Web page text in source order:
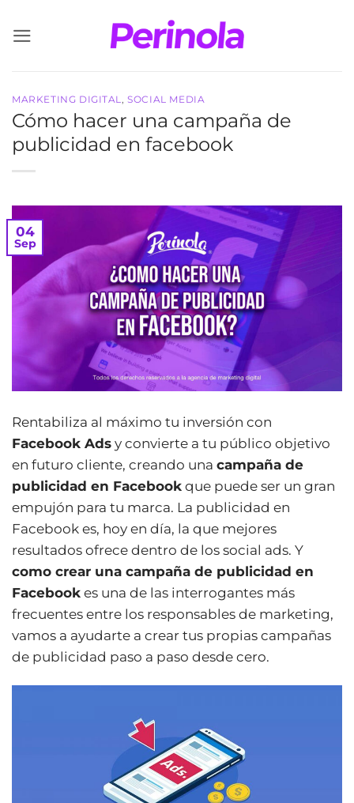
MARKETING DIGITAL,SOCIAL MEDIA
Cómo hacer una campaña de
publicidad en facebook
04
Sep
Rentabiliza al máximo tu inversión con
Facebook Ads y convierte a tu público objetivo
en futuro cliente, creando una campaña de
publicidad en Facebook que puede ser un gran
empujón para tu marca. La publicidad en
Facebook es, hoy en día, la que mejores
resultados ofrece dentro de los social ads. Y
como crear una campaña de publicidad en
Facebook es una de las interrogantes más
frecuentes entre los responsables de marketing,
vamos a ayudarte a crear tus propias campañas
de publicidad paso a paso desde cero.